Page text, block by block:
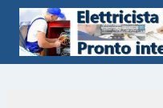
Salta
contenuto